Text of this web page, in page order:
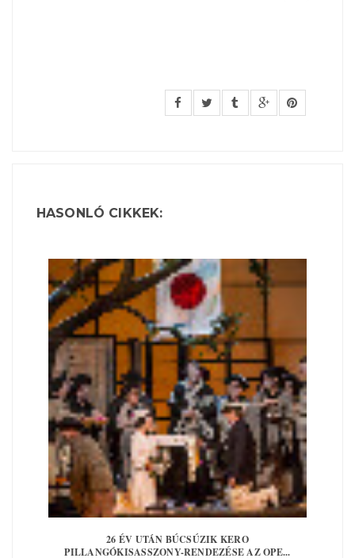
HASONLÓ CIKKEK:
26 ÉV UTÁN BÚCSÚZIK KERO
PILLANGÓKISASSZONY-RENDEZÉSE AZ OPE...